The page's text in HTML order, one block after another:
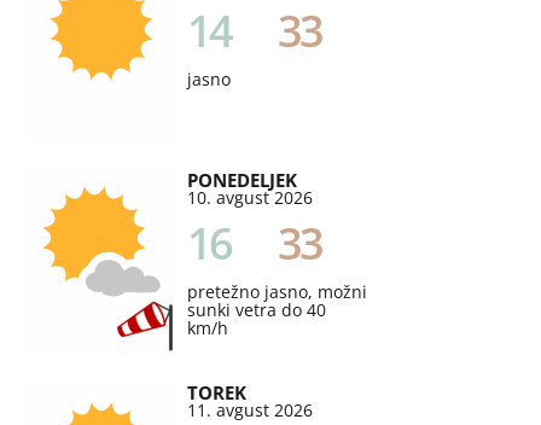
14 33
jasno
PONEDELJEK
10. avgust 2026
16 33
pretežno jasno, možni
sunki vetra do 40
km/h
TOREK
11. avgust 2026